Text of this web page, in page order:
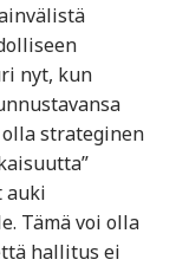
nyt, kun
olla strateginen
auki
Tämä voi olla
hallitus ei